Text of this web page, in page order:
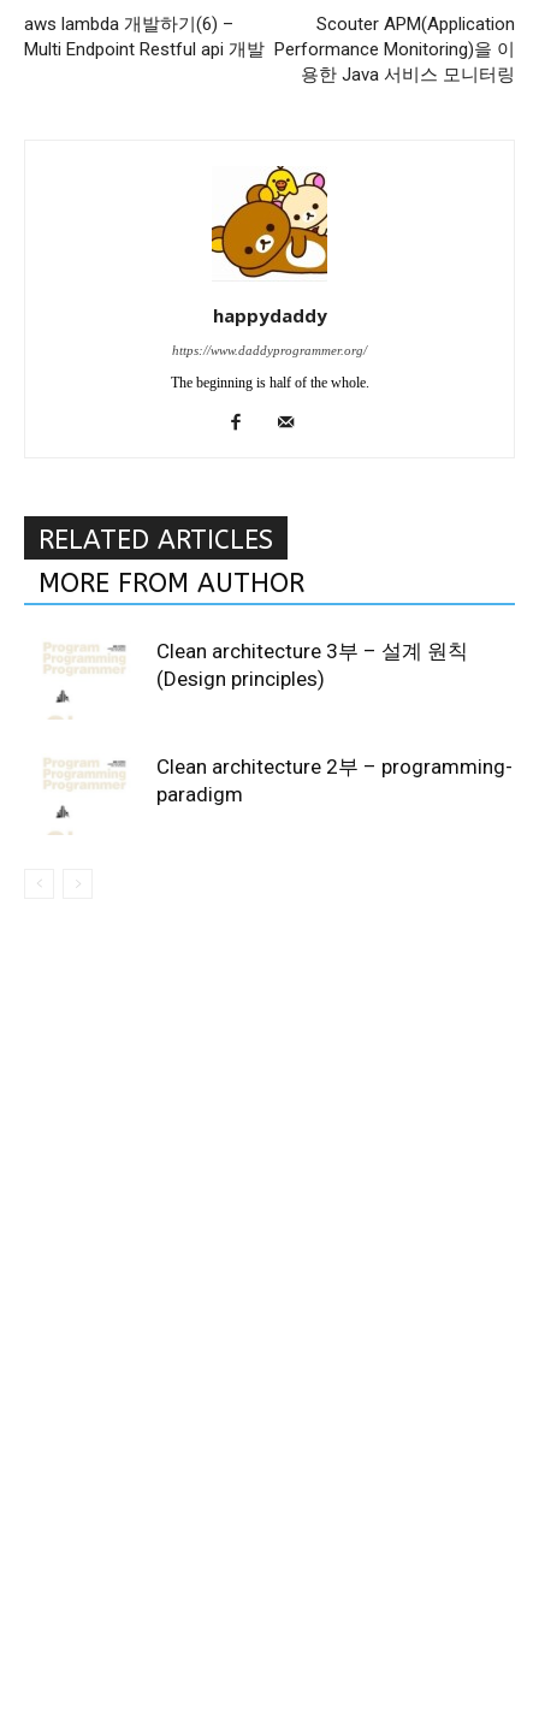
aws lambda 개발하기(6) –
Multi Endpoint Restful api 개발
Scouter APM(Application
Performance Monitoring)을 이
용한 Java 서비스 모니터링
happydaddy
https://www.daddyprogrammer.org/
The beginning is half of the whole.
RELATED ARTICLES
MORE FROM AUTHOR
Clean architecture 3부 – 설계 원칙
(Design principles)
Clean architecture 2부 – programming-
paradigm